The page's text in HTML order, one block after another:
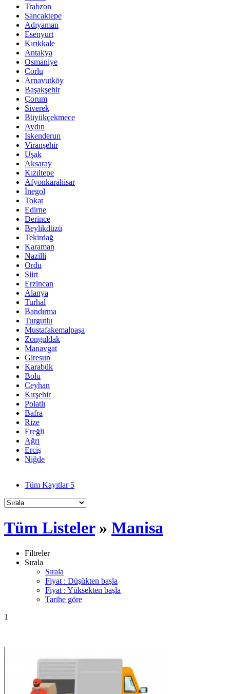
Trabzon
Sancaktepe
Adıyaman
Esenyurt
Kırıkkale
Antakya
Osmaniye
Çorlu
Arnavutköy
Başakşehir
Çorum
Siverek
Büyükçekmece
Aydın
İskenderun
Viranşehir
Uşak
Aksaray
Kızıltepe
Afyonkarahisar
İnegol
Tokat
Edirne
Derince
Beylikdüzü
Tekirdağ
Karaman
Nazilli
Ordu
Siirt
Erzincan
Alanya
Turhal
Bandırma
Turgutlu
Mustafakemalpaşa
Zonguldak
Manavgat
Giresun
Karabük
Bolu
Ceyhan
Kırşehir
Polatlı
Bafra
Rize
Ereğli
Ağrı
Erciş
Niğde
Tüm Kayıtlar 5
Tüm Listeler» Manisa
Filtreler
Sırala
Sırala
Fiyat : Düşükten başla
Fiyat : Yüksekten başla
Tarihe göre
1